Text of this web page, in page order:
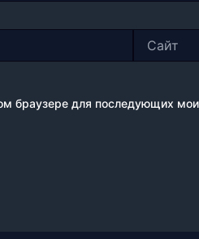
браузере для последующих